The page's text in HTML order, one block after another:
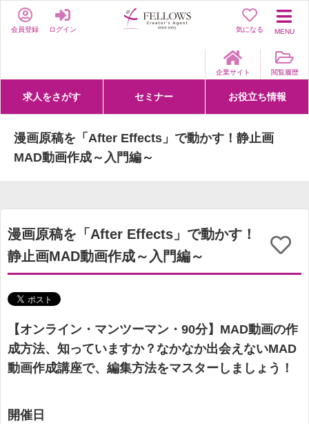
会員登録 ログイン 気になる MENU
企業サイト 閲覧履歴
求人をさがす
詳細条件からさがす
求人特集からさがす
セミナー
セミナーをさがす
クリエイティブNEXT
クリエイターズファーム
e-ラーニング
Fellows Creative Academy
企業研修
お役立ち情報
お役立ち情報一覧
聞くは一時、聞かぬは一生
クリエイターのお仕事図鑑
クリエイターの声
Q&A
企業様向けお役立ち情報
漫画原稿を「After Effects」で動かす！静止画
MAD動画作成～入門編～
漫画原稿を「After Effects」で動かす！
静止画MAD動画作成～入門編～
【オンライン・マンツーマン・90分】MAD動画の作
成方法、知っていますか？なかなか出会えないMAD
動画作成講座で、編集方法をマスターしましょう！
開催日